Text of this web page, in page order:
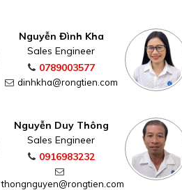
Nguyễn Đình Kha
Sales Engineer
0789003577
dinhkha@rongtien.com
Nguyễn Duy Thông
Sales Engineer
0916983232
thongnguyen@rongtien.com